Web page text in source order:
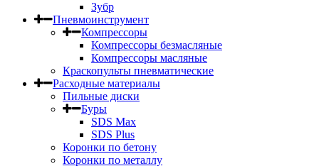
Зубр
Пневмоинструмент
Компрессоры
Компрессоры безмасляные
Компрессоры масляные
Краскопульты пневматические
Расходные материалы
Пильные диски
Буры
SDS Max
SDS Plus
Коронки по бетону
Коронки по металлу